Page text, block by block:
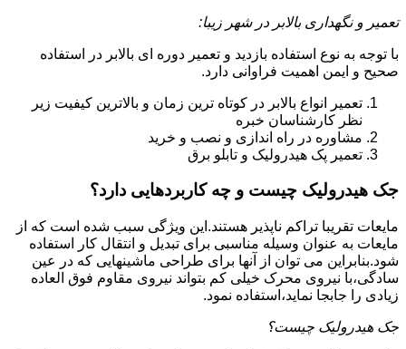
تعمیر و نگهداری بالابر در شهر زیبا:
با توجه به نوع استفاده بازدید و تعمیر دوره ای بالابر در استفاده
صحیح و ایمن اهمیت فراوانی دارد.
تعمیر انواع بالابر در کوتاه ترین زمان و بالاترین کیفیت زیر
نظر کارشناسان خبره
مشاوره در راه اندازی و نصب و خرید
تعمیر پک هیدرولیک و تابلو برق
جک هیدرولیک چیست و چه کاربردهایی دارد؟
مایعات تقریبا تراکم ناپذیر هستند.این ویژگی سبب شده است که از
مایعات به عنوان وسیله مناسبی برای تبدیل و انتقال کار استفاده
شود.بنابراین می توان از آنها برای طراحی ماشینهایی که در عین
سادگی،با نیروی محرک خیلی کم بتواند نیروی مقاوم فوق العاده
زیادی را جابجا نماید،استفاده نمود.
جک هیدرولیک چیست؟